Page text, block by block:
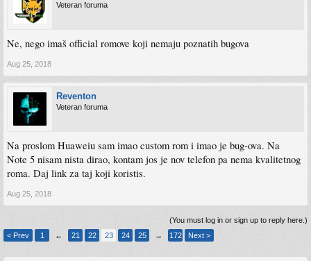
Veteran foruma
Ne, nego imaš official romove koji nemaju poznatih bugova
Aug 25, 2018
Reventon
Veteran foruma
Na proslom Huaweiu sam imao custom rom i imao je bug-ova. Na
Note 5 nisam nista dirao, kontam jos je nov telefon pa nema kvalitetnog
roma. Daj link za taj koji koristis.
Aug 25, 2018
(You must log in or sign up to reply here.)
< Prev
1 ← 21 22 23 24 25 → 172 Next >